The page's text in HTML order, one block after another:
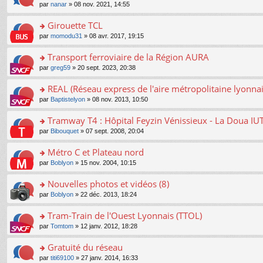
c
e
nt
pl
u
ré
c
e
nt
n
lu
le
pl
u
ré
c
e
nt
g
e
n
n
lu
le
pl
u
ré
c
e
nt
e
a
g
e
n
n
lu
le
pl
u
ré
c
e
nt
er
le
m
e
a
g
e
n
n
lu
le
pl
u
ré
c
e
nt
o
n
ult
er
le
m
e
a
g
e
n
n
lu
le
pl
u
ré
c
e
nt
par nanar » 08 nov. 2021, 14:55
o
n
ult
er
le
m
e
a
g
e
n
n
lu
le
pl
u
ré
c
e
nt
Girouette TCL
par momodu31 » 08 avr. 2017, 19:15
o
n
ult
er
le
m
e
a
g
e
n
n
lu
le
pl
u
ré
c
Transport ferroviaire de la Région AURA
par greg59 » 20 sept. 2023, 20:38
o
n
ult
er
le
m
e
a
g
e
n
n
lu
le
pl
REAL (Réseau express de l'aire métropolitaine
par Baptistelyon » 08 nov. 2013, 10:50
o
n
ult
er
le
m
e
a
g
e
n
Tramway T4 : Hôpital Feyzin Vénissieux - La Doua
par Bibouquet » 07 sept. 2008, 20:04
o
n
ult
er
le
m
e
a
g
Métro C et Plateau nord
par Boblyon » 15 nov. 2004, 10:15
o
n
ult
er
le
m
e
Nouvelles photos et vidéos (8)
par Boblyon » 22 déc. 2013, 18:24
o
n
ult
er
Tram-Train de l'Ouest Lyonnais (TTOL)
par Tomtom » 12 janv. 2012, 18:28
o
Gratuité du réseau
par titi69100 » 27 janv. 2014, 16:33